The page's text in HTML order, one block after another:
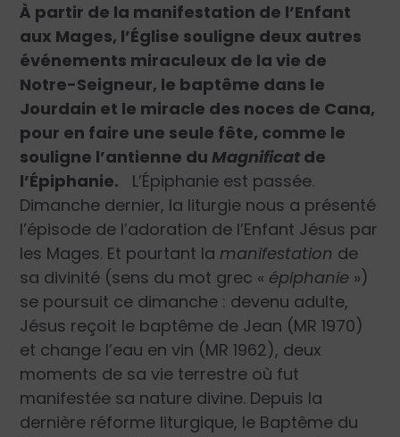
À partir de la manifestation de l’Enfant
aux Mages, l’Église souligne deux autres
événements miraculeux de la vie de
Notre-Seigneur, le baptême dans le
Jourdain et le miracle des noces de Cana,
pour en faire une seule fête, comme le
souligne l’antienne duMagnificatde
l’Épiphanie. L’Épiphanie est passée.
Dimanche dernier, la liturgie nous a présenté
l’épisode de l’adoration de l’Enfant Jésus par
les Mages. Et pourtant la manifestation de
sa divinité (sens du mot grec « épiphanie »)
se poursuit ce dimanche : devenu adulte,
Jésus reçoit le baptême de Jean (MR 1970)
et change l’eau en vin (MR 1962), deux
moments de sa vie terrestre où fut
manifestée sa nature divine. Depuis la
dernière réforme liturgique, le Baptême du